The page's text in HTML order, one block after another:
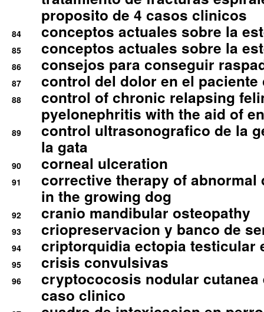
proposito de 4 casos clinicos
84 conceptos actuales sobre la
85 conceptos actuales sobre la
86 consejos para conseguir
87 control del dolor en el
88
control of chronic relapsing
pyelonephritis with the aid of
89
control ultrasonografico de la
la gata
90 corneal ulceration
91
corrective therapy of abnormal
in the growing dog
92 cranio mandibular osteopathy
93 criopreservacion y banco de
94 criptorquidia ectopia testicular
95 crisis convulsivas
96
cryptococosis nodular cutanea
caso clinico